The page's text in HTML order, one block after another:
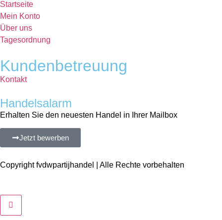
Startseite
Mein Konto
Über uns
Tagesordnung
Kundenbetreuung
Kontakt
Handelsalarm
Erhalten Sie den neuesten Handel in Ihrer Mailbox
Jetzt bewerben
Copyright fvdwpartijhandel | Alle Rechte vorbehalten